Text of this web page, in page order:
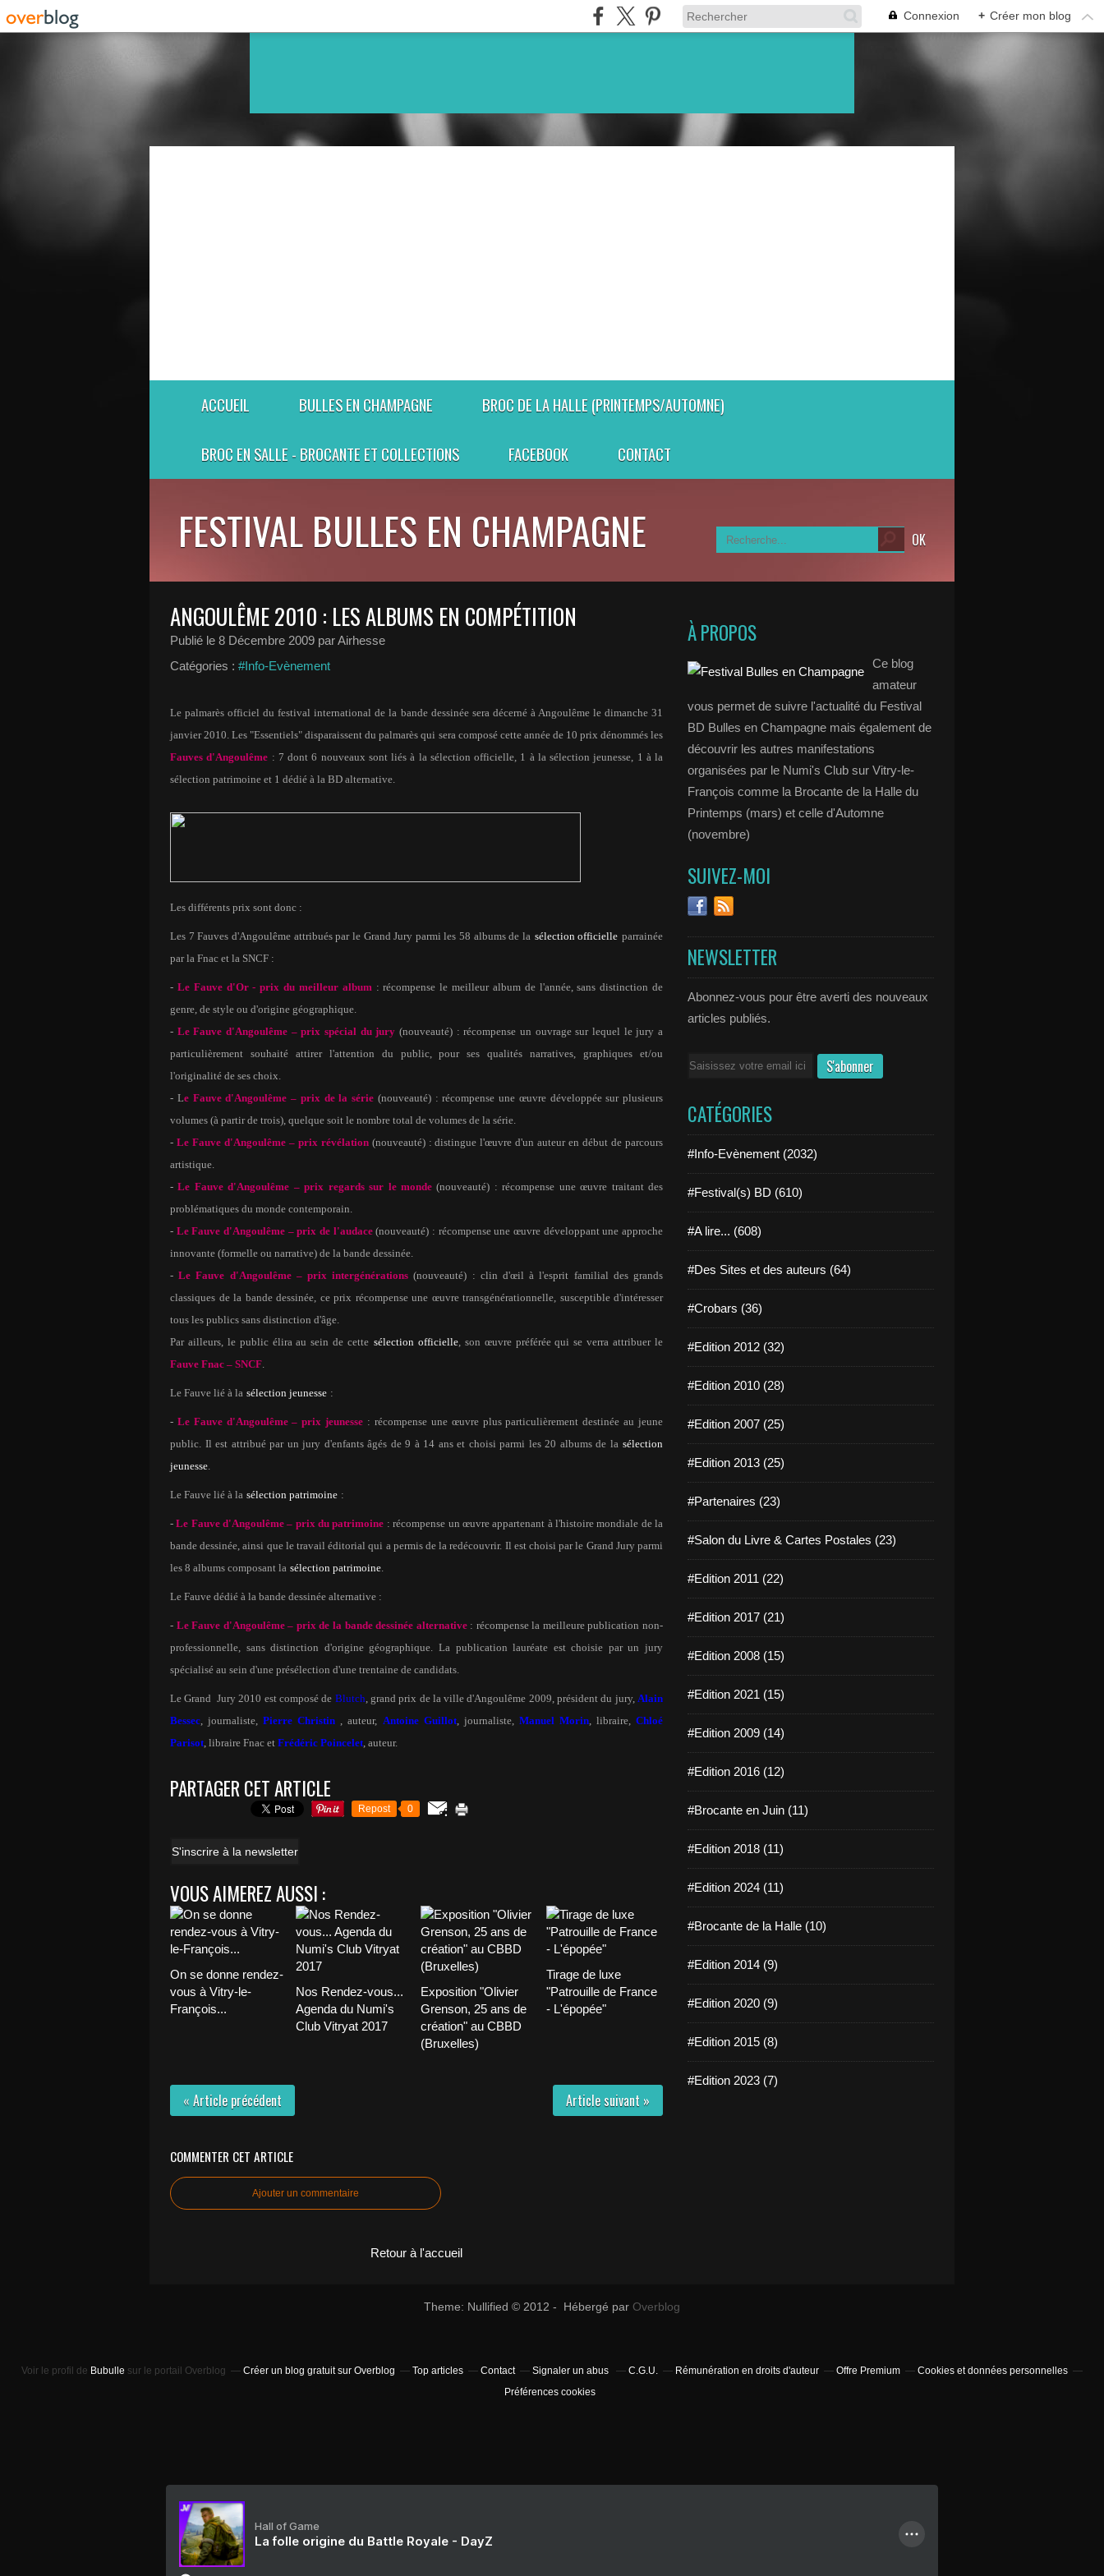
Connexion + Créer mon blog
ACCUEIL BULLES EN CHAMPAGNE BROC DE LA HALLE (PRINTEMPS/AUTOMNE)
BROC EN SALLE - BROCANTE ET COLLECTIONS FACEBOOK CONTACT
FESTIVAL BULLES EN CHAMPAGNE
ANGOULÊME 2010 : LES ALBUMS EN COMPÉTITION
Publié le 8 Décembre 2009 par Airhesse
Catégories : #Info-Evènement
Le palmarès officiel du festival international de la bande dessinée sera décerné à Angoulême le dimanche 31
janvier 2010. Les "Essentiels" disparaissent du palmarès qui sera composé cette année de 10 prix dénommés les
Fauves d'Angoulême : 7 dont 6 nouveaux sont liés à la sélection officielle, 1 à la sélection jeunesse, 1 à la
sélection patrimoine et 1 dédié à la BD alternative.
Les différents prix sont donc :
Les 7 Fauves d'Angoulême attribués par le Grand Jury parmi les 58 albums de la sélection officielle parrainée
par la Fnac et la SNCF :
- Le Fauve d'Or - prix du meilleur album: récompense le meilleur album de l'année, sans distinction de
genre, de style ou d'origine géographique.
- Le Fauve d'Angoulême – prix spécial du jury (nouveauté) : récompense un ouvrage sur lequel le jury a
particulièrement souhaité attirer l'attention du public, pour ses qualités narratives, graphiques et/ou
l'originalité de ses choix.
- Le Fauve d'Angoulême – prix de la série (nouveauté) : récompense une œuvre développée sur plusieurs
volumes (à partir de trois), quelque soit le nombre total de volumes de la série.
- Le Fauve d'Angoulême – prix révélation(nouveauté) : distingue l'œuvre d'un auteur en début de parcours
artistique.
-Le Fauve d'Angoulême – prix regards sur le monde(nouveauté) : récompense une œuvre traitant des
problématiques du monde contemporain.
- Le Fauve d'Angoulême – prix de l'audace(nouveauté) : récompense une œuvre développant une approche
innovante (formelle ou narrative) de la bande dessinée.
-Le Fauve d'Angoulême – prix intergénérations (nouveauté) : clin d'œil à l'esprit familial des grands
classiques de la bande dessinée, ce prix récompense une œuvre transgénérationnelle, susceptible d'intéresser
tous les publics sans distinction d'âge.
Par ailleurs, le public élira au sein de cette sélection officielle, son œuvre préférée qui se verra attribuer le
Fauve Fnac – SNCF.
Le Fauve lié à la sélection jeunesse :
- Le Fauve d'Angoulême – prix jeunesse : récompense une œuvre plus particulièrement destinée au jeune
public. Il est attribué par un jury d'enfants âgés de 9 à 14 ans et choisi parmi les 20 albums de la sélection
jeunesse.
Le Fauve lié à la sélection patrimoine :
-Le Fauve d'Angoulême – prix du patrimoine : récompense un œuvre appartenant à l'histoire mondiale de la
bande dessinée, ainsi que le travail éditorial qui a permis de la redécouvrir. Il est choisi par le Grand Jury parmi
les 8 albums composant la sélection patrimoine.
Le Fauve dédié à la bande dessinée alternative :
- Le Fauve d'Angoulême – prix de la bande dessinée alternative: récompense la meilleure publication non-
professionnelle, sans distinction d'origine géographique. La publication lauréate est choisie par un jury
spécialisé au sein d'une présélection d'une trentaine de candidats.
Le Grand Jury 2010 est composé de Blutch, grand prix de la ville d'Angoulême 2009, président du jury,Alain
Bessec, journaliste,Pierre Christin , auteur, Antoine Guillot, journaliste, Manuel Morin, libraire,Chloé
Parisot, libraire Fnac et Frédéric Poincelet, auteur.
PARTAGER CET ARTICLE
Repost 0
S'inscrire à la newsletter
VOUS AIMEREZ AUSSI :
On se donne rendez-
vous à Vitry-le-
François...
Nos Rendez-vous...
Agenda du Numi's
Club Vitryat 2017
Exposition "Olivier
Grenson, 25 ans de
création" au CBBD
(Bruxelles)
Tirage de luxe
"Patrouille de France
- L'épopée"
« Article précédent Article suivant »
COMMENTER CET ARTICLE
Ajouter un commentaire
Retour à l'accueil
À PROPOS
Ce blog
amateur
vous permet de suivre l'actualité du Festival
BD Bulles en Champagne mais également de
découvrir les autres manifestations
organisées par le Numi's Club sur Vitry-le-
François comme la Brocante de la Halle du
Printemps (mars) et celle d'Automne
(novembre)
SUIVEZ-MOI
NEWSLETTER
Abonnez-vous pour être averti des nouveaux
articles publiés.
Email
CATÉGORIES
#Info-Evènement (2032)
#Festival(s) BD (610)
#A lire... (608)
#Des Sites et des auteurs (64)
#Crobars (36)
#Edition 2012 (32)
#Edition 2010 (28)
#Edition 2007 (25)
#Edition 2013 (25)
#Partenaires (23)
#Salon du Livre & Cartes Postales (23)
#Edition 2011 (22)
#Edition 2017 (21)
#Edition 2008 (15)
#Edition 2021 (15)
#Edition 2009 (14)
#Edition 2016 (12)
#Brocante en Juin (11)
#Edition 2018 (11)
#Edition 2024 (11)
#Brocante de la Halle (10)
#Edition 2014 (9)
#Edition 2020 (9)
#Edition 2015 (8)
#Edition 2023 (7)
Theme: Nullified © 2012 - Hébergé par Overblog
Voir le profil de Bubulle sur le portail Overblog Créer un blog gratuit sur Overblog Top articles Contact Signaler un abus C.G.U. Rémunération en droits d'auteur Offre Premium
Cookies et données personnelles
Préférences cookies
Hall of Game
La folle origine du Battle Royale - DayZ